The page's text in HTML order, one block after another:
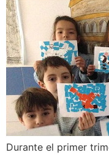
Durante el primer